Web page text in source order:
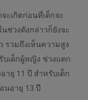
ะเกิดก่อนที่เด็กจะ
ช่วงดังกล่าวก็ยังจะ
รวมถึงเห็นความสูง
บเด็กผู้หญิง ช่วงแตก
ายุ 11 ปี สำหรับเด็ก
นอายุ 13 ปี